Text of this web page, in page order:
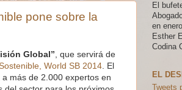
pone sobre la
Global” , que servirá de
World SB 2014 . El
a más de 2.000 expertos en
El
en
Esther
Codina
EL